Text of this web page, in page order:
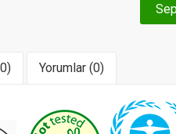
Yorumlar (0)